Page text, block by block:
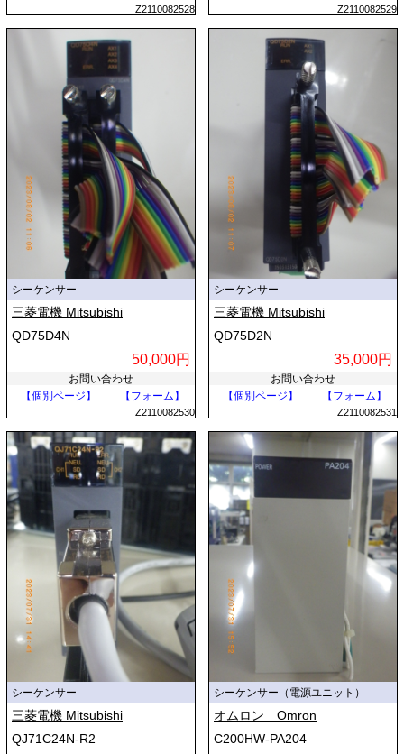
Z2110082528 Z2110082529
シーケンサー
三菱電機 Mitsubishi
QD75D4N
50,000円
お問い合わせ
【個別ページ】
【フォーム】
Z2110082530
シーケンサー
三菱電機 Mitsubishi
QD75D2N
35,000円
お問い合わせ
【個別ページ】
【フォーム】
Z2110082531
シーケンサー
三菱電機 Mitsubishi
QJ71C24N-R2
シーケンサー（電源ユニット）
オムロン Omron
C200HW-PA204